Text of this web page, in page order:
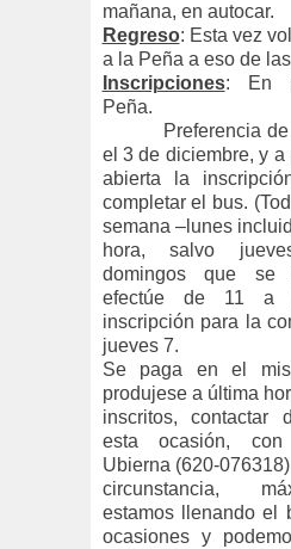
mañana, en autocar.
Regreso: Esta vez
a la Peña a eso de
Inscripciones: En
Peña.
Preferencia
el 3 de diciembre, y
abierta la
completar el bus.
semana –lunes
hora, salvo
domingos que se
efectúe de 11 a
inscripción para la
jueves 7.
Se paga en el
produjese a última
inscritos, contactar
esta ocasión,
Ubierna (620-
circunstancia,
estamos llenando el
ocasiones y